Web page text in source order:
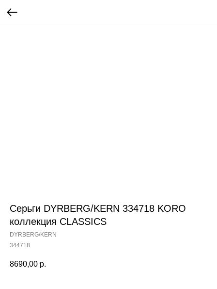
Серьги DYRBERG/KERN 334718 KORO
коллекция CLASSICS
DYRBERG/KERN
344718
8690,00 р.